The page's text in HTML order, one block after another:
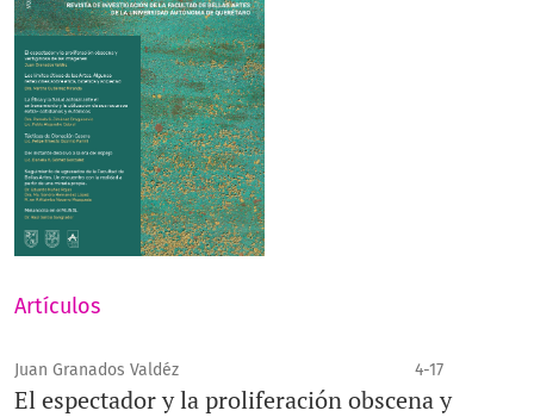
Artículos
Juan Granados Valdéz 4-17
El espectador y la proliferación obscena y